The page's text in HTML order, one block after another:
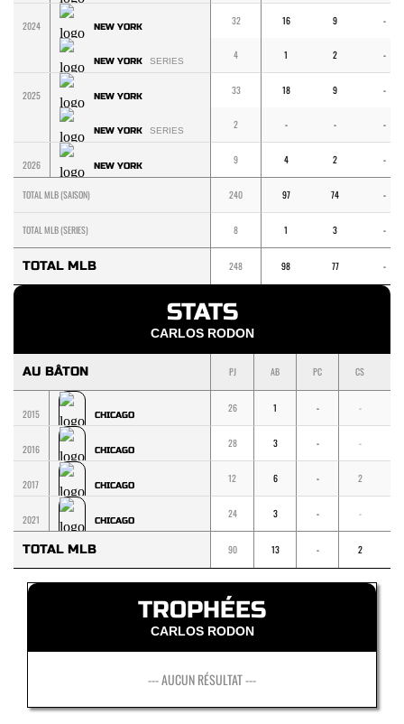
2024 NEW YORK 32 16 9 -
NEW YORK SERIES 4 1 2 -
2025 NEW YORK 33 18 9 -
NEW YORK SERIES 2 - - -
2026 NEW YORK 9 4 2 -
TOTAL MLB (SAISON) 240 97 74 -
TOTAL MLB (SERIES) 8 1 3 -
TOTAL MLB 248 98 77 -
STATS
CARLOS RODON
AU BÂTON PJ AB PC CS
2015 CHICAGO
26 1 - -
2016 CHICAGO
28 3 - -
2017 CHICAGO
12 6 - 2
2021 CHICAGO
24 3 - -
TOTAL MLB 90 13 - 2
TROPHÉES
CARLOS RODON
--- AUCUN RÉSULTAT ---